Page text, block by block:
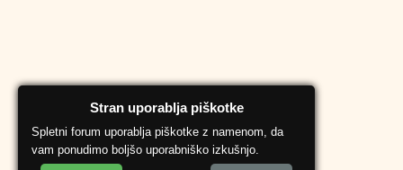
Stran uporablja piškotke
Spletni forum uporablja piškotke z namenom, da
vam ponudimo boljšo uporabniško izkušnjo.